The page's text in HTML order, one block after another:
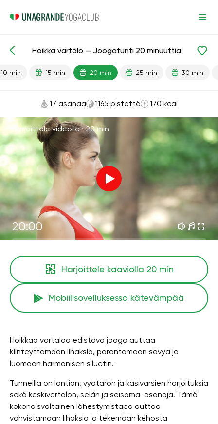
Valmiit oppitunnit Painonpudotus
Hoikka vartalo — Joogatunti 20 minuuttia
10 min 15 min 20 min 25 min 30 min
17 asanaa 1165 pistettä 170 kcal
Harjoittele videolla ·20 min
20:00
Harjoittele kaaviolla 20 min
Mobiilisovelluksessa kätevämpää
Hoikkaa vartaloa edistävä jooga auttaa
kiinteyttämään lihaksia, parantamaan sävyä ja
luomaan harmonisen siluetin.
Tunneilla on lantion, vyötärön ja käsivarsien harjoituksia
sekä keskivartalon, selän ja seisoma-asanoja. Tämä
kokonaisvaltainen lähestymistapa auttaa
vahvistamaan lihaksia ja tekemään kehosta